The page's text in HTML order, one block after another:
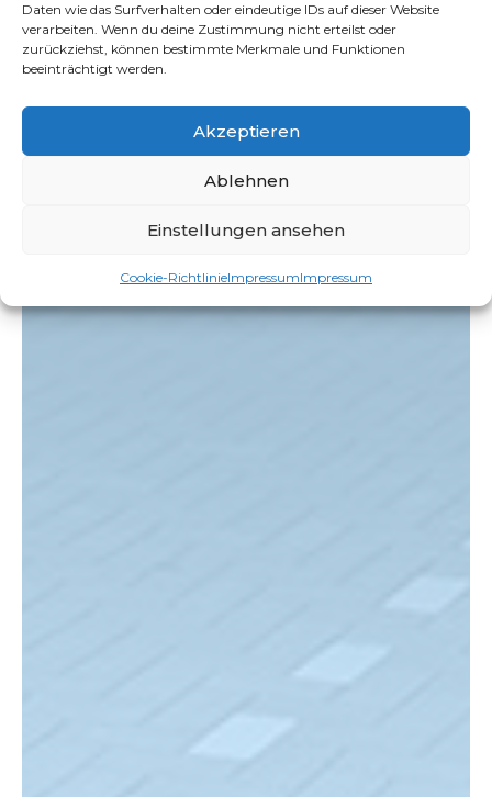
Daten wie das Surfverhalten oder eindeutige IDs auf dieser Website
verarbeiten. Wenn du deine Zustimmung nicht erteilst oder
zurückziehst, können bestimmte Merkmale und Funktionen
beeinträchtigt werden.
Akzeptieren
Ablehnen
Einstellungen ansehen
Cookie-RichtlinieImpressumImpressum